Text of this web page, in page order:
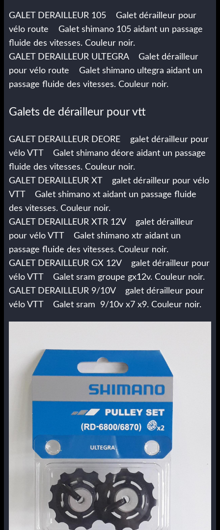
GALET DERAILLEUR 105 Galet dérailleur pour
vélo route Galet shimano 105 aidant un passage
fluide des vitesses. Couleur noir.
GALET DERAILLEUR ULTEGRA Galet dérailleur
pour vélo route Galet shimano ultegra aidant un
passage fluide des vitesses. Couleur noir.
Galets de dérailleur pour vtt
GALET DERAILLEUR DEORE galet dérailleur pour
vélo VTT Galet shimano déore aidant un passage
fluide des vitesses. Couleur noir.
GALET DERAILLEUR XT galet dérailleur pour vélo
VTT Galet shimano xt aidant un passage fluide
des vitesses. Couleur noir.
GALET DERAILLEUR XTR 12V galet dérailleur
pour vélo VTT Galet shimano xtr aidant un
passage fluide des vitesses. Couleur noir.
GALET DERAILLEUR GX 12V galet dérailleur pour
vélo VTT Galet sram groupe gx12v. Couleur noir.
GALET DERAILLEUR 9/10V galet dérailleur pour
vélo VTT Galet sram 9/10v x7 x9. Couleur noir.